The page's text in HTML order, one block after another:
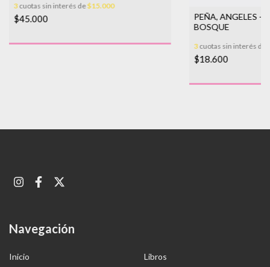
3cuotas sin interés de$15.000
$45.000
PEÑA, ANGELES -
BOSQUE
3cuotas sin interés de
$18.600
Navegación
Inicio Libros